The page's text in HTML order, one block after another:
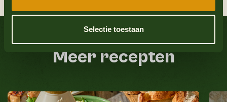
Selectie toestaan
hamburgerbroodje erop en serveren maar.
Bekijk ook eens
Meer recepten